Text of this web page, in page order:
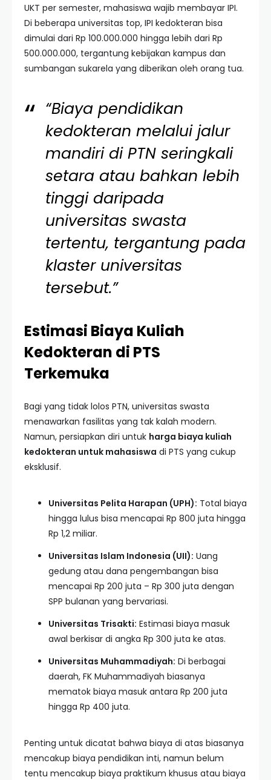
UKT per semester, mahasiswa wajib membayar IPI.
Di beberapa universitas top, IPI kedokteran bisa
dimulai dari Rp 100.000.000 hingga lebih dari Rp
500.000.000, tergantung kebijakan kampus dan
sumbangan sukarela yang diberikan oleh orang tua.
“Biaya pendidikan
kedokteran melalui jalur
mandiri di PTN seringkali
setara atau bahkan lebih
tinggi daripada
universitas swasta
tertentu, tergantung pada
klaster universitas
tersebut.”
Estimasi Biaya Kuliah
Kedokteran di PTS
Terkemuka
Bagi yang tidak lolos PTN, universitas swasta
menawarkan fasilitas yang tak kalah modern.
Namun, persiapkan diri untuk harga biaya kuliah
kedokteran untuk mahasiswa di PTS yang cukup
eksklusif.
Universitas Pelita Harapan (UPH): Total biaya
hingga lulus bisa mencapai Rp 800 juta hingga
Rp 1,2 miliar.
Universitas Islam Indonesia (UII): Uang
gedung atau dana pengembangan bisa
mencapai Rp 200 juta – Rp 300 juta dengan
SPP bulanan yang bervariasi.
Universitas Trisakti: Estimasi biaya masuk
awal berkisar di angka Rp 300 juta ke atas.
Universitas Muhammadiyah: Di berbagai
daerah, FK Muhammadiyah biasanya
mematok biaya masuk antara Rp 200 juta
hingga Rp 400 juta.
Penting untuk dicatat bahwa biaya di atas biasanya
mencakup biaya pendidikan inti, namun belum
tentu mencakup biaya praktikum khusus atau biaya